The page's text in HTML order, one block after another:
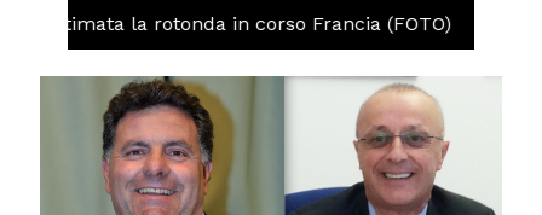
ultimata la rotonda in corso Francia (FOTO)